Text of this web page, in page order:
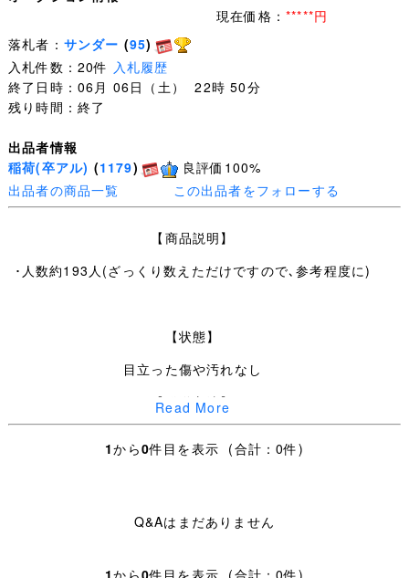
現在価格： *****円
落札者： サンダー (95)
入札件数：20件 入札履歴
終了日時：06月 06日（土） 22時 50分
残り時間：終了
出品者情報
稲荷(卒アル) (1179)
良評価100%
出品者の商品一覧
この出品者をフォローする
【商品説明】
･人数約193人(ざっくり数えただけですので､参考程度に)
【状態】
目立った傷や汚れなし
【発送方法】
静岡 愛知 三重 岐阜 富山 石川 福井 大阪 京都 滋賀 奈良
Read More
1から0件目を表示 (合計：0件)
Q&Aはまだありません